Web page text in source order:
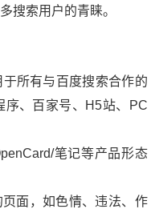
搜索用户的青睐。
于所有与百度搜索合作的
序、百家号、H5站、PC
笔记等产品形态
面，如色情、违法、作